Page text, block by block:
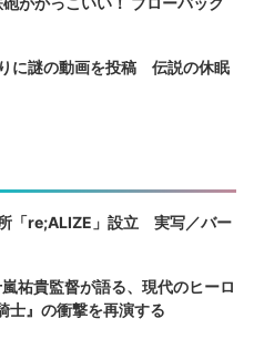
に謎の動画を投稿 伝説の休眠
「re;ALIZE」設立 実写／バー
嵐祐貴監督が語る、現代のヒーロ
士』の衝撃を再演する